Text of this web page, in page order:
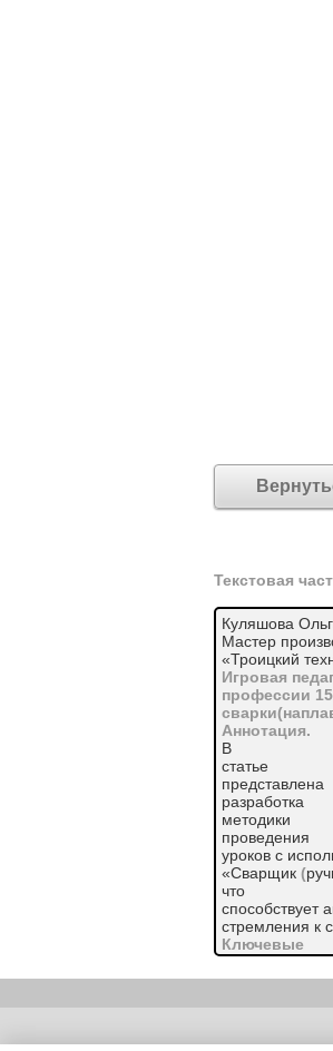
Текстовая
Куляшова
Мастер
«Троицкий
Игровая
профессии
Аннотация.
В
статье
представлена
разработка
методики
проведения
уроков с
«Сварщик (
что
способствует
стремления к
Ключевые
слова:
профессия